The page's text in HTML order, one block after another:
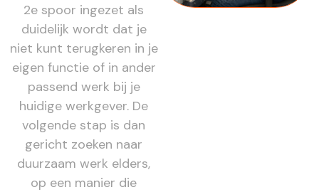
2e spoor ingezet als
duidelijk wordt dat je
niet kunt terugkeren in je
eigen functie of in ander
passend werk bij je
huidige werkgever. De
volgende stap is dan
gericht zoeken naar
duurzaam werk elders,
op een manier die